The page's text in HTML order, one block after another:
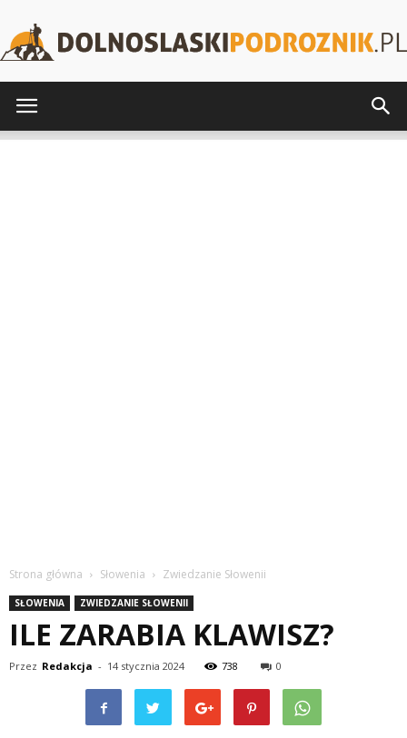
Strona główna Słowenia Zwiedzanie Słowenii
SŁOWENIA ZWIEDZANIE SŁOWENII
ILE ZARABIA KLAWISZ?
Przez Redakcja - 14 stycznia 2024 738 0